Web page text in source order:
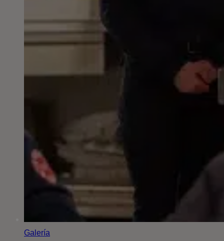
Galería